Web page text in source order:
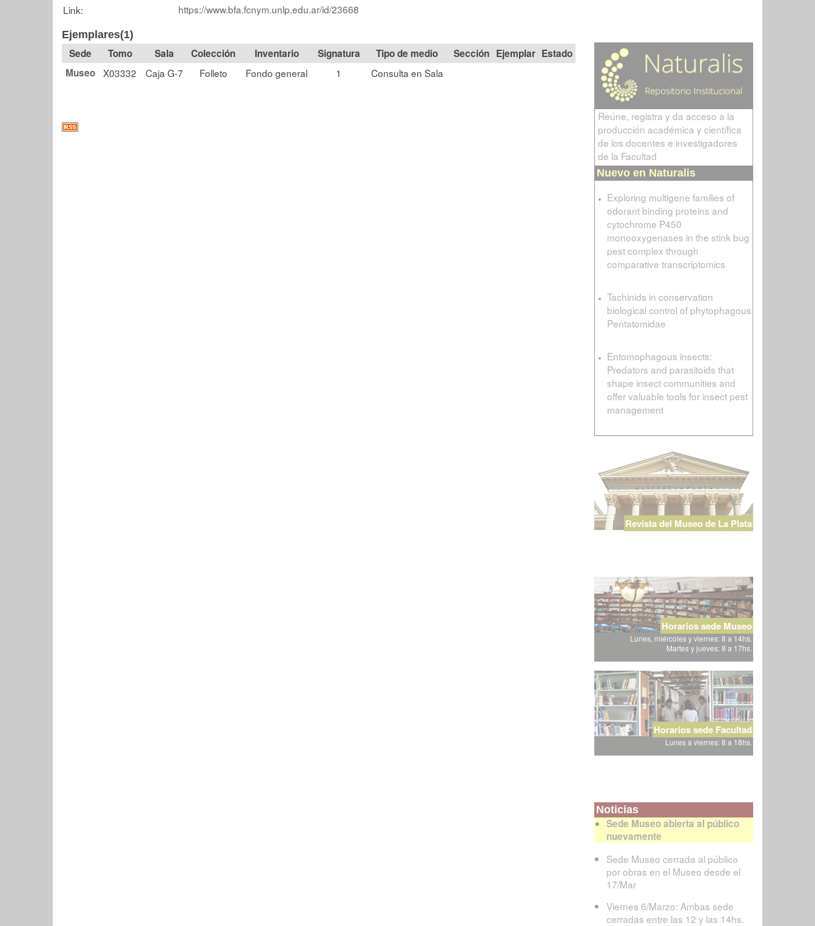
Link:
https://www.bfa.fcnym.unlp.edu.ar/id/23668
Ejemplares(1)
Tomo Sala Colección Signatura Tipo de medio Sección
Estado
Museo X03332 Caja G-7 Folleto Fondo general 1 Consulta en Sala
Reúne, registra y da acceso a la
producción académica y científica
de los docentes e investigadores
de la Facultad
Nuevo en Naturalis
Exploring multigene families of
odorant binding proteins and
cytochrome P450
monooxygenases in the stink bug
pest complex through
comparative transcriptomics
Tachinids in conservation
biological control of phytophagous
Pentatomidae
Entomophagous insects:
Predators and parasitoids that
shape insect communities and
offer valuable tools for insect pest
management
Revista del Museo de La Plata
Horarios sede Museo
Lunes, miércoles y viernes: 8 a 14hs.
Martes y jueves: 8 a 17hs.
Horarios sede Facultad
Lunes a viernes: 8 a 18hs.
Noticias
Sede Museo abierta al público
nuevamente
Sede Museo cerrada al público
por obras en el Museo desde el
17/Mar
Viernes 6/Marzo: Ambas sede
cerradas entre las 12 y las 14hs.